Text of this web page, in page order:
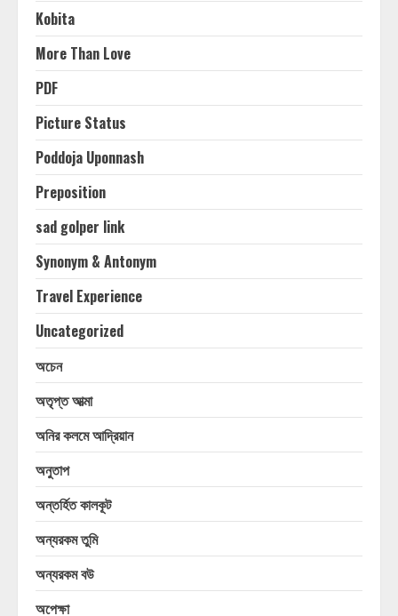
Kobita
More Than Love
PDF
Picture Status
Poddoja Uponnash
Preposition
sad golper link
Synonym & Antonym
Travel Experience
Uncategorized
অচেন
অতৃপ্ত আত্মা
অনির কলমে আদ্রিয়ান
অনুতাপ
অন্তর্হিত কালকূট
অন্যরকম তুমি
অন্যরকম বউ
অপেক্ষা